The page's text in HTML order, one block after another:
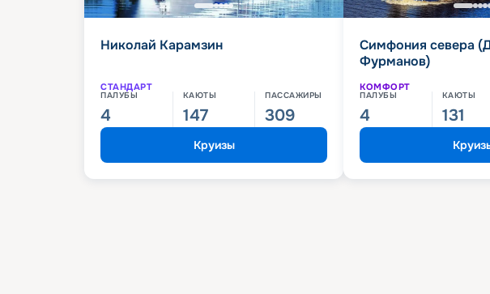
Николай Карамзин
СТАНДАРТ
ПАЛУБЫ
4
КАЮТЫ
147
ПАССАЖИРЫ
309
Круизы
Симфония севера
Фурманов)
КОМФОРТ
ПАЛУБЫ
4
КАЮТЫ
131